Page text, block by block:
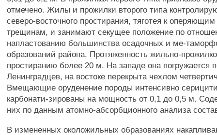
отмечено. Жилы и прожилки второго типа
северо-восточного простирания, тяготея к
трещинам, и занимают секущее положение по
напластованию большинства осадочных и ме-
образований района. Протяженность жильно-
простиранию более 20 м. На западе она погружается
Ленинградцев, на востоке перекрыта чехлом
Вмещающие оруденение породы интенсивно
карбонати-зированы на мощность от 0,1 до 0,5 м.
них по данным атомно-абсорбционного анализа
В измененных околожильных образованиях